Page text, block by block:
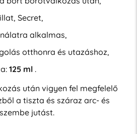
Secret,
alkalmas,
otthonra és utazáshoz,
125 ml.
után vigyen fel megfelelő
a tiszta és száraz arc- és
jutást.